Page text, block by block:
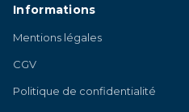
Informations
Mentions légales
CGV
Politique de confidentialité